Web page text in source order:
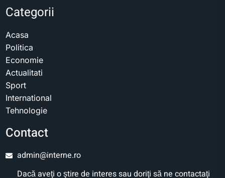
Categorii
Acasa
Politica
Economie
Actualitati
Sport
International
Tehnologie
Contact
admin@interne.ro
Dacă aveţi o ştire de interes sau doriţi să ne contactaţi